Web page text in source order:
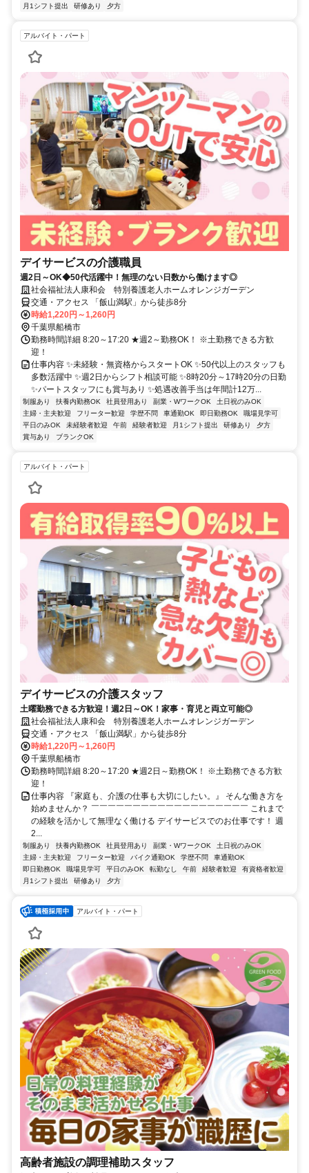
月1シフト提出
研修あり 夕方
アルバイト・パート
デイサービスの介護職員
週2日～OK◆50代活躍中！無理のない日数から働けます◎
社会福祉法人康和会 特別養護老人ホームオレンジガーデン
交通・アクセス 「飯山満駅」から徒歩8分
時給1,220円～1,260円
千葉県船橋市
勤務時間詳細 8:20～17:20 ★週2～勤務OK！ ※土勤務できる方歓
迎！
仕事内容 ✨未経験・無資格からスタートOK ✨50代以上のスタッフも
多数活躍中 ✨週2日からシフト相談可能 ✨8時20分～17時20分の日勤
✨パートスタッフにも賞与あり ✨処遇改善手当は年間計12万...
制服あり 扶養内勤務OK 社員登用あり 副業・WワークOK
土日祝のみOK
主婦・主夫歓迎
フリーター歓迎 学歴不問 車通勤OK 即日勤務OK
職場見学可
平日のみOK
未経験者歓迎 午前 経験者歓迎 月1シフト提出 研修あり
夕方
賞与あり
ブランクOK
アルバイト・パート
デイサービスの介護スタッフ
土曜勤務できる方歓迎！週2日～OK！家事・育児と両立可能◎
社会福祉法人康和会 特別養護老人ホームオレンジガーデン
交通・アクセス 「飯山満駅」から徒歩8分
時給1,220円～1,260円
千葉県船橋市
勤務時間詳細 8:20～17:20 ★週2日～勤務OK！ ※土勤務できる方歓
迎！
仕事内容 『家庭も、介護の仕事も大切にしたい。』 そんな働き方を
始めませんか？ ￣￣￣￣￣￣￣￣￣￣￣￣￣￣￣￣￣￣￣ これまで
の経験を活かして無理なく働ける デイサービスでのお仕事です！ 週
2...
制服あり 扶養内勤務OK 社員登用あり 副業・WワークOK
土日祝のみOK
主婦・主夫歓迎
フリーター歓迎 バイク通勤OK 学歴不問
車通勤OK
即日勤務OK
職場見学可 平日のみOK 転勤なし 午前 経験者歓迎
有資格者歓迎
月1シフト提出
研修あり 夕方
アルバイト・パート
高齢者施設の調理補助スタッフ